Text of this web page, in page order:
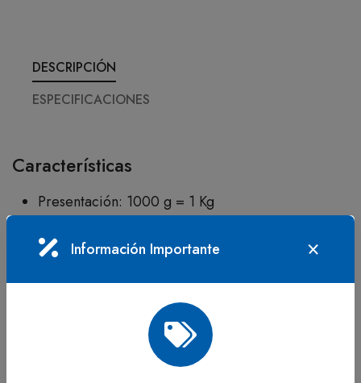
DESCRIPCIÓN
ESPECIFICACIONES
Características
Presentación: 1000 g = 1 Kg
desengrasante
pH (solución al 1%): 10 ± 1
Composición: Tensoactivos, secuestrantes y
Información Importante